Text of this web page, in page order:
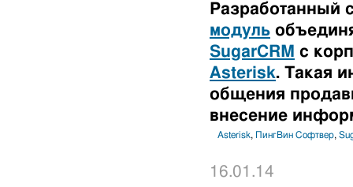
Разработанный
модуль
SugarCRM с
Asterisk. Такая
общения
внесение
Asterisk, ПингВин Софтвер,
16.01.14